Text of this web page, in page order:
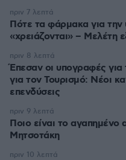
Πότε τα φάρμακα για την
«χρειάζονται» – Μελέτη
πριν 7 λεπτά
Έπεσαν οι υπογραφές για
για τον Τουρισμό: Νέοι
επενδύσεις
πριν 8 λεπτά
Ποιο είναι το αγαπημένο
Μητσοτάκη
πριν 9 λεπτά
πριν 10 λεπτά